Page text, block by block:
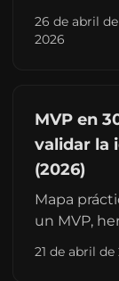
muchos no
26 de abril de
2026
MVP en
validar la
(2026)
Mapa
un MVP,
rápido,
retrasan el
21 de abril de